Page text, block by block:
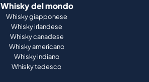
Whisky del mondo
Whisky giapponese
Whisky irlandese
Whisky canadese
Whisky americano
Whisky indiano
Whisky tedesco